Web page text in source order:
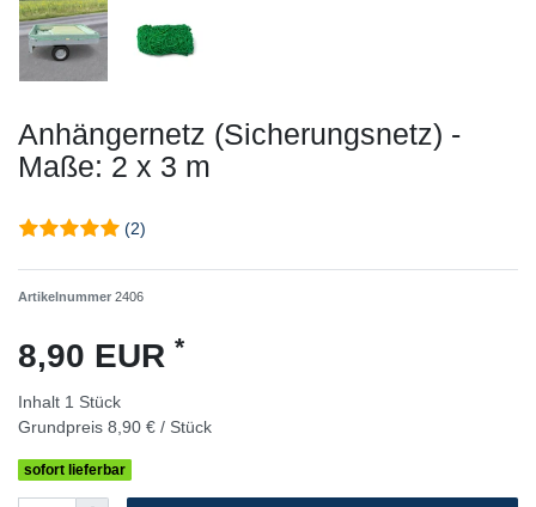
Anhängernetz (Sicherungsnetz) -
Maße: 2 x 3 m
(2)
Artikelnummer 2406
8,90 EUR *
Inhalt 1 Stück
Grundpreis 8,90 € / Stück
sofort lieferbar